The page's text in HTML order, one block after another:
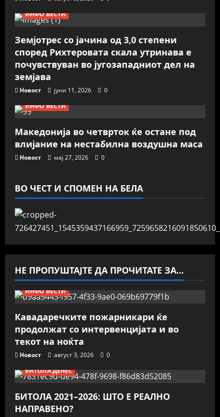
ИНФО ВЕСТИ
Земјотрес со јачина од 3,0 степени
според Рихтеровата скала утринава е
почувствуван во југозападниот дел на
земјава
Новост јуни 11, 2026
0
ИНФО ВЕСТИ
Македонија во четврток ќе остане под
влијание на нестабилна воздушна маса
Новост мај 27, 2026 0
ВО ЧЕСТ И СПОМЕН НА БЕЛА
НЕ ПРОПУШТАЈТЕ ДА ПРОЧИТАТЕ ЗА...
ИНФО ВЕСТИ
Кавадаречките пожарникари ќе
продолжат со интервенцијата и во
текот на ноќта
Новост август 3, 2026
0
БИТОЛА ДЕНЕС
БИТОЛА 2021–2026: ШТО Е РЕАЛНО
НАПРАВЕНО?